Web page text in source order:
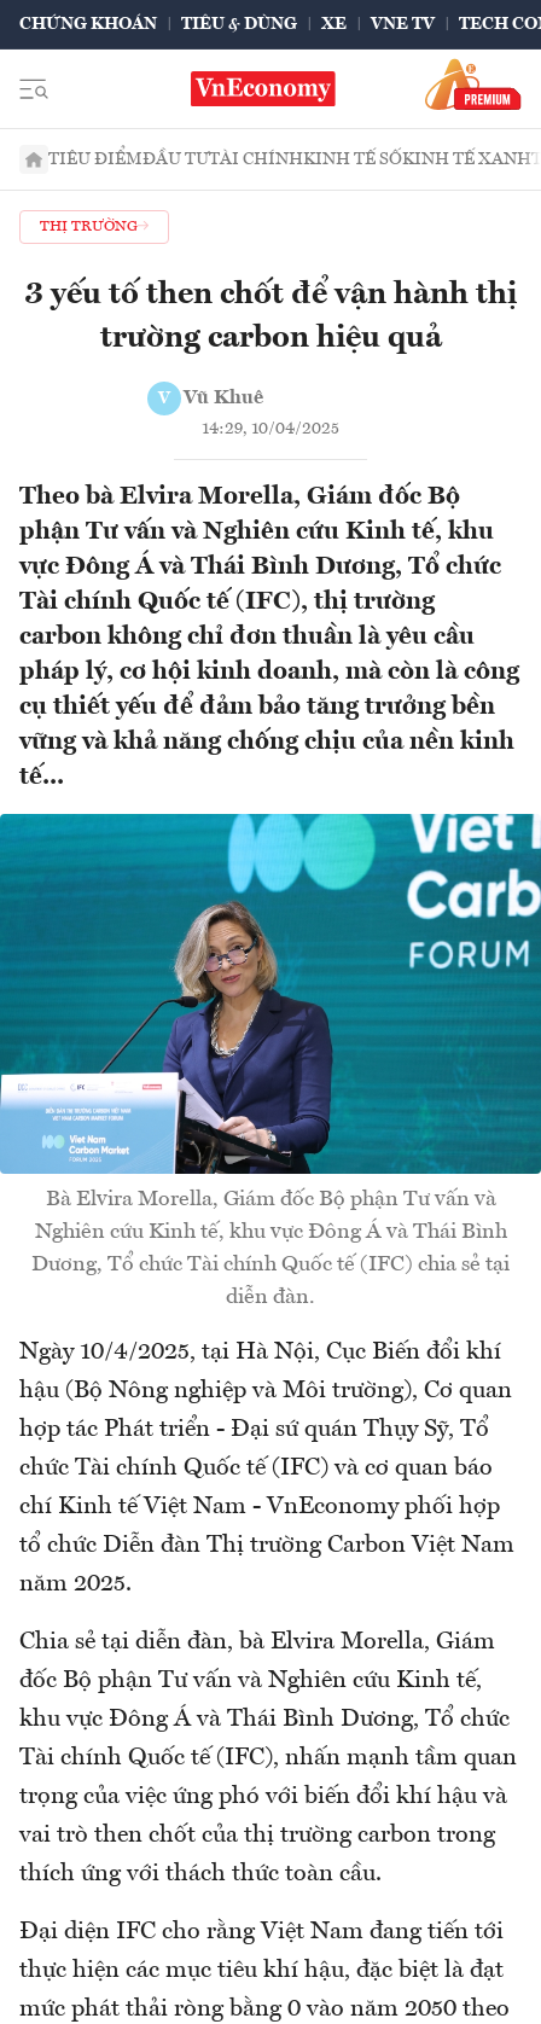
CHỨNG KHOÁN TIÊU & DÙNG XE VNE TV TECH
TIÊU ĐIỂMĐẦU TƯTÀI CHÍNHKINH TẾ SỐKINH TẾ XANH
THỊ TRƯỜNG
3 yếu tố then chốt để vận hành thị
trường carbon hiệu quả
V Vũ Khuê
14:29, 10/04/2025
Theo bà Elvira Morella, Giám đốc Bộ
phận Tư vấn và Nghiên cứu Kinh tế, khu
vực Đông Á và Thái Bình Dương, Tổ chức
Tài chính Quốc tế (IFC), thị trường
carbon không chỉ đơn thuần là yêu cầu
pháp lý, cơ hội kinh doanh, mà còn là công
cụ thiết yếu để đảm bảo tăng trưởng bền
vững và khả năng chống chịu của nền kinh
tế...
Bà Elvira Morella, Giám đốc Bộ phận Tư vấn và
Nghiên cứu Kinh tế, khu vực Đông Á và Thái Bình
Dương, Tổ chức Tài chính Quốc tế (IFC) chia sẻ tại
diễn đàn.
Ngày 10/4/2025, tại Hà Nội, Cục Biến đổi khí
hậu (Bộ Nông nghiệp và Môi trường), Cơ quan
hợp tác Phát triển - Đại sứ quán Thụy Sỹ, Tổ
chức Tài chính Quốc tế (IFC) và cơ quan báo
chí Kinh tế Việt Nam - VnEconomy phối hợp
tổ chức Diễn đàn Thị trường Carbon Việt Nam
năm 2025.
Chia sẻ tại diễn đàn, bà Elvira Morella, Giám
đốc Bộ phận Tư vấn và Nghiên cứu Kinh tế,
khu vực Đông Á và Thái Bình Dương, Tổ chức
Tài chính Quốc tế (IFC), nhấn mạnh tầm quan
trọng của việc ứng phó với biến đổi khí hậu và
vai trò then chốt của thị trường carbon trong
thích ứng với thách thức toàn cầu.
Đại diện IFC cho rằng Việt Nam đang tiến tới
thực hiện các mục tiêu khí hậu, đặc biệt là đạt
mức phát thải ròng bằng 0 vào năm 2050 theo